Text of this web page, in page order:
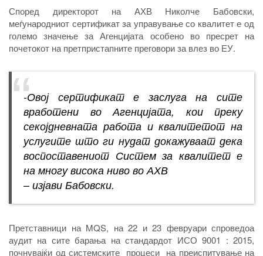
Според директорот на АХВ Николче Бабовски,
меѓународниот сертификат за управување со квалитет е од
големо значење за Агенцијата особено во пресрет на
почетокот на претпристапните преговори за влез во ЕУ.
-Овој сертификат е заслуга на сите
вработени во Агенцијата, кои преку
секојдневната работа и квалитетот на
услугите што ги нудат докажуваат дека
воспоставениот Систем за квалитет е
на многу висока ниво во АХВ
– изјави Бабовски.
Претставници на MQS, на 22 и 23 февруари спроведоа
аудит на сите барања на стандардот ИСО 9001 : 2015,
почнувајќи од системските процеси на преиспитување на